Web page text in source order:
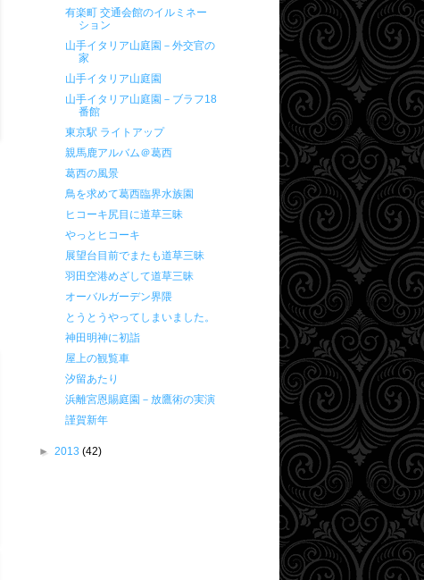
有楽町 交通会館のイルミネー
ション
山手イタリア山庭園－外交官の
家
山手イタリア山庭園
山手イタリア山庭園－ブラフ18
番館
東京駅 ライトアップ
親馬鹿アルバム＠葛西
葛西の風景
鳥を求めて葛西臨界水族園
ヒコーキ尻目に道草三昧
やっとヒコーキ
展望台目前でまたも道草三昧
羽田空港めざして道草三昧
オーバルガーデン界隈
とうとうやってしまいました。
神田明神に初詣
屋上の観覧車
汐留あたり
浜離宮恩賜庭園－放鷹術の実演
謹賀新年
► 2013 (42)